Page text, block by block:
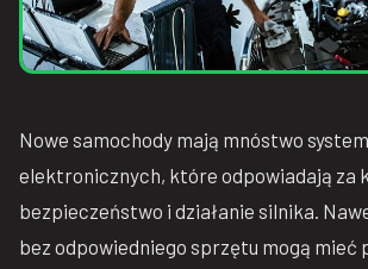
Nowe samochody mają mnóstwo
elektronicznych, które odpowiadają za
bezpieczeństwo i działanie silnika.
bez odpowiedniego sprzętu mogą mieć